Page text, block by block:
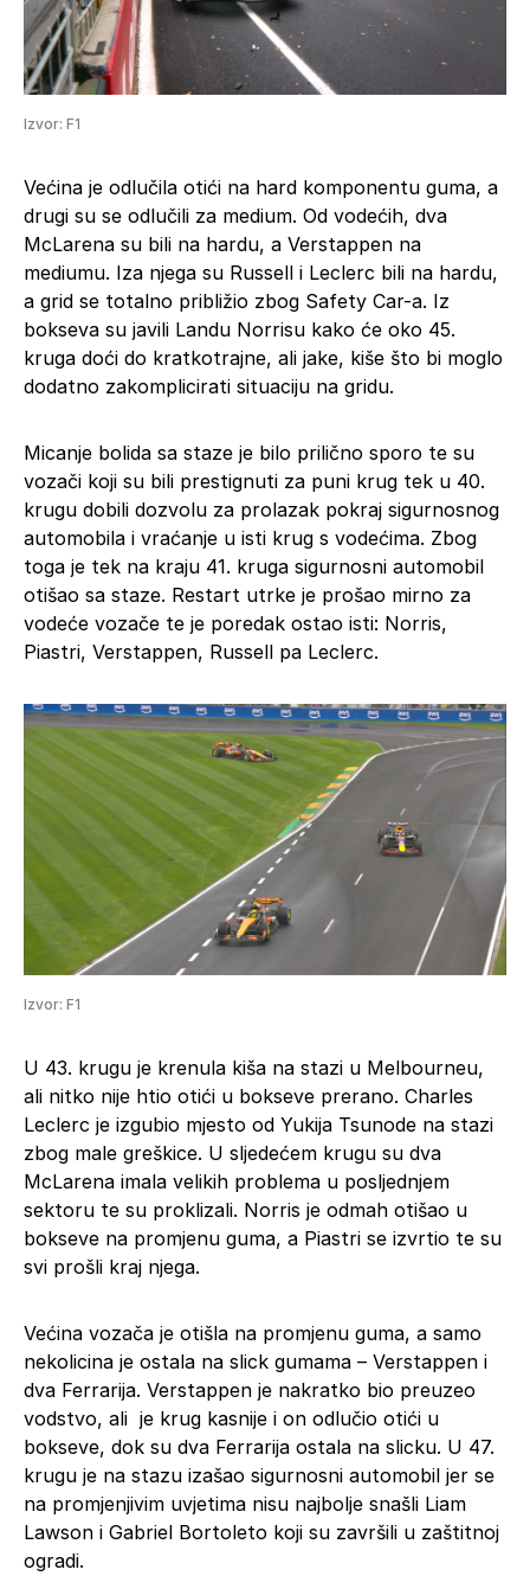
Izvor: F1
Većina je odlučila otići na hard komponentu guma, a
drugi su se odlučili za medium. Od vodećih, dva
McLarena su bili na hardu, a Verstappen na
mediumu. Iza njega su Russell i Leclerc bili na hardu,
a grid se totalno približio zbog Safety Car-a. Iz
bokseva su javili Landu Norrisu kako će oko 45.
kruga doći do kratkotrajne, ali jake, kiše što bi moglo
dodatno zakomplicirati situaciju na gridu.
Micanje bolida sa staze je bilo prilično sporo te su
vozači koji su bili prestignuti za puni krug tek u 40.
krugu dobili dozvolu za prolazak pokraj sigurnosnog
automobila i vraćanje u isti krug s vodećima. Zbog
toga je tek na kraju 41. kruga sigurnosni automobil
otišao sa staze. Restart utrke je prošao mirno za
vodeće vozače te je poredak ostao isti: Norris,
Piastri, Verstappen, Russell pa Leclerc.
Izvor: F1
U 43. krugu je krenula kiša na stazi u Melbourneu,
ali nitko nije htio otići u bokseve prerano. Charles
Leclerc je izgubio mjesto od Yukija Tsunode na stazi
zbog male greškice. U sljedećem krugu su dva
McLarena imala velikih problema u posljednjem
sektoru te su proklizali. Norris je odmah otišao u
bokseve na promjenu guma, a Piastri se izvrtio te su
svi prošli kraj njega.
Većina vozača je otišla na promjenu guma, a samo
nekolicina je ostala na slick gumama – Verstappen i
dva Ferrarija. Verstappen je nakratko bio preuzeo
vodstvo, ali je krug kasnije i on odlučio otići u
bokseve, dok su dva Ferrarija ostala na slicku. U 47.
krugu je na stazu izašao sigurnosni automobil jer se
na promjenjivim uvjetima nisu najbolje snašli Liam
Lawson i Gabriel Bortoleto koji su završili u zaštitnoj
ogradi.